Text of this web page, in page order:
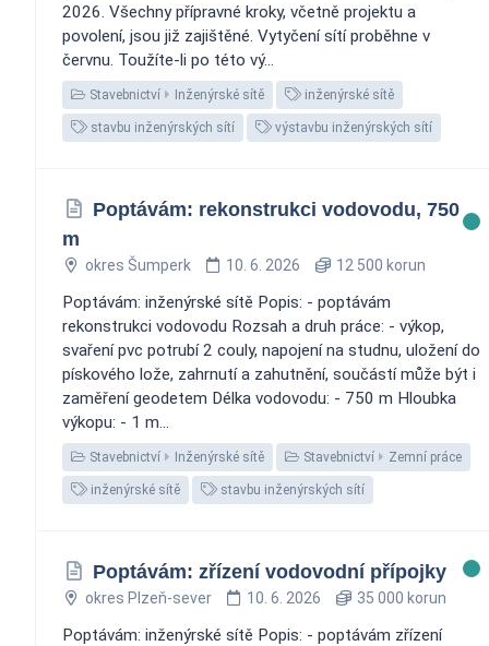
2026. Všechny přípravné kroky, včetně projektu a
povolení, jsou již zajištěné. Vytyčení sítí proběhne v
červnu. Toužíte-li po této vý...
Stavebnictví Inženýrské sítě inženýrské sítě
stavbu inženýrských sítí výstavbu inženýrských sítí
Poptávám: rekonstrukci vodovodu, 750
m
okres Šumperk 10. 6. 2026 12 500 korun
Poptávám: inženýrské sítě Popis: - poptávám
rekonstrukci vodovodu Rozsah a druh práce: - výkop,
svaření pvc potrubí 2 couly, napojení na studnu, uložení do
pískového lože, zahrnutí a zahutnění, součástí může být i
zaměření geodetem Délka vodovodu: - 750 m Hloubka
výkopu: - 1 m...
Stavebnictví Inženýrské sítě Stavebnictví Zemní práce
inženýrské sítě stavbu inženýrských sítí
Poptávám: zřízení vodovodní přípojky
okres Plzeň-sever 10. 6. 2026 35 000 korun
Poptávám: inženýrské sítě Popis: - poptávám zřízení